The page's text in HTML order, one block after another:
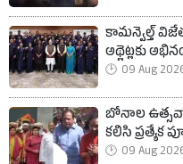
కామన్వెల్త్
అథ్లెట్లకు
09 Aug
బోనాల
కలిసి ప్రత్యేక
09 Aug